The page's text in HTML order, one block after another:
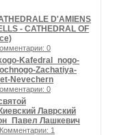
D'AMIENS
- CATHEDRAL OF
0
Kafedral_nogo-
Zachatiya-
Nevechern
0
Лаврский
Лашкевич
Комментарии: 1